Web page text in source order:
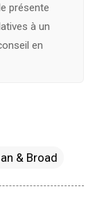
présente
à un
en
& Broad